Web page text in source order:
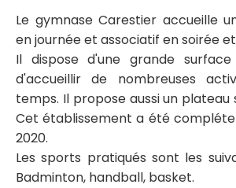
Le gymnase Carestier accueille
en journée et associatif en soirée
Il dispose d'une grande
d'accueillir de nombreuses
temps. Il propose aussi un
Cet établissement a été
2020.
Les sports pratiqués sont les
Badminton, handball, basket.